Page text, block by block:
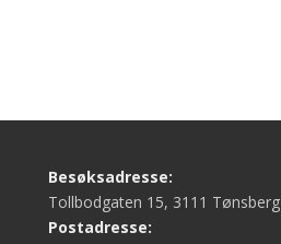
Besøksadresse:
Tollbodgaten 15, 3111 Tønsberg
Postadresse: